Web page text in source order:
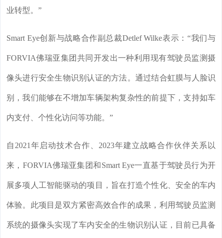
业转型。”
Smart Eye创新与战略合作副总裁Detlef Wilke表示：“我们与
FORVIA佛瑞亚集团共同开发出一种利用现有驾驶员监测摄
像头进行安全生物识别认证的方法。通过结合虹膜与人脸识
别，我们能够在不增加车辆架构复杂性的前提下，支持如车
内支付、个性化访问等功能。”
自2021年启动技术合作、2023年建立战略合作伙伴关系以
来，FORVIA佛瑞亚集团和Smart Eye一直基于驾驶员行为开
展多项人工智能驱动的项目，旨在打造个性化、安全的车内
体验。此项目是双方紧密高效合作的成果，利用驾驶员监测
系统的摄像头实现了车内安全的生物识别认证，目前已具备